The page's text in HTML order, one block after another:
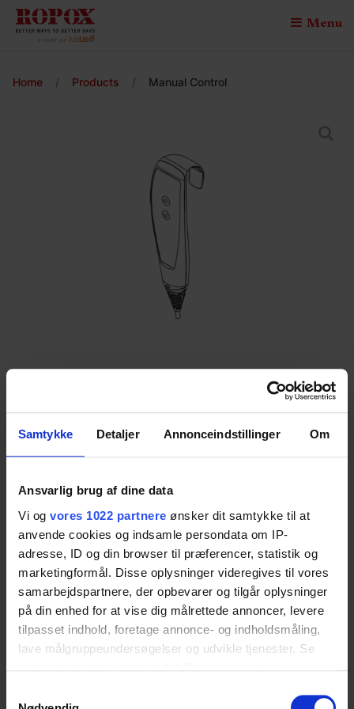
Samtykke Detaljer Annonceindstillinger Om
Ansvarlig brug af dine data
Vi og vores 1022 partnere ønsker dit samtykke til at
anvende cookies og indsamle persondata om IP-
adresse, ID og din browser til præferencer, statistik og
marketingformål. Disse oplysninger videregives til vores
samarbejdspartnere, der opbevarer og tilgår oplysninger
på din enhed for at vise dig målrettede annoncer, levere
tilpasset indhold, foretage annonce- og indholdsmåling,
lave målgruppeundersøgelser og udvikle tjenester. Se
tilbage eller ændre indstillinger fra vores
Menu
Home / Products / Manual Control
Additional manual hand control with spiral cable.
Select the height adjustment range for the
changing table. Compatible with the Maxi2 and
Medi2 changing tables.
Choose variant
Item no.:
Height adjustment